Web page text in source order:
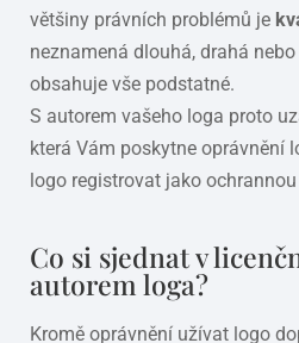
většiny právních problémů je
neznamená dlouhá, drahá
obsahuje vše podstatné.
S autorem vašeho loga proto
která Vám poskytne oprávnění
logo registrovat jako
Co si sjednat v
autorem loga?
Kromě oprávnění užívat logo